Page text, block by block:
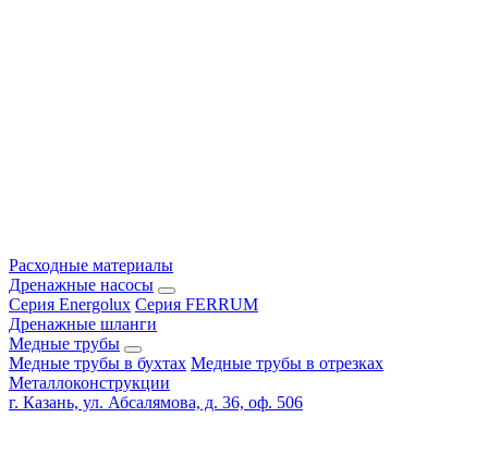
Расходные материалы
Дренажные насосы
Серия Energolux Серия FERRUM
Дренажные шланги
Медные трубы
Медные трубы в бухтах Медные трубы в отрезках
Металлоконструкции
г. Казань, ул. Абсалямова, д. 36, оф. 506